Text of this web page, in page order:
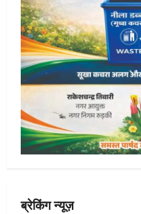
ब्रेकिंग न्यूज़